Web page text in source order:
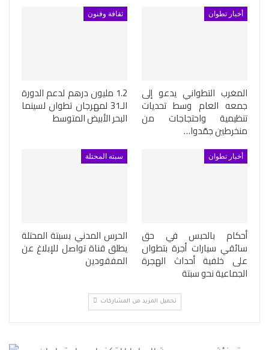
أخبار تطوان
المغرب التطواني يدعو إلى
جمعه العام وسط تحديات
تنظيمية واحتجاجات من
منخرطين جمّدوا…
ثقافة وفنون
1.2 مليون درهم لدعم الدورة
الـ31 لمهرجان تطوان لسينما
البحر الأبيض المتوسط
أخبار تطوان
أحكام بالحبس في حق
سائقي سيارات أجرة بتطوان
على خلفية أحداث الهجرة
الجماعية نحو سبتة
سبته المحتلة
الحرس المدني بسبتة المحتلة
يطلق قناة تواصل للإبلاغ عن
المفقودين
تحميل المزيد من المشاركات